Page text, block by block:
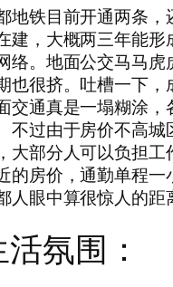
地铁目前开通两条，
建，大概两三年能形
络。地面公交马马虎
也很挤。吐槽一下，
交通真是一塌糊涂，
不过由于房价不高城
大部分人可以负担工
的房价，通勤单程一
人眼中算很惊人的距
氛围：